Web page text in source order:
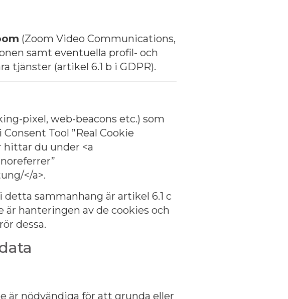
(Zoom Video Communications,
samt eventuella profil- och
tjänster (artikel 6.1 b i GDPR).
pixel, web-beacons etc.) som
Tool ”Real Cookie
hittar du under <a
</a>.
sammanhang är artikel 6.1 c
är hanteringen av de cookies och
dessa.
är nödvändiga för att grunda eller